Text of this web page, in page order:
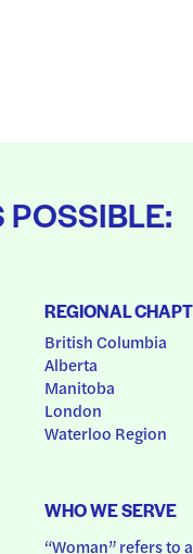
POSSIBLE:
REGIONAL
British Columbia
Alberta
Manitoba
London
Waterloo Region
WHO WE SERVE
“Woman” refers to